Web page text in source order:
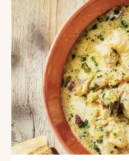
Stoofschotel
Taart
Tapas
Vis
Vlees
Zalm